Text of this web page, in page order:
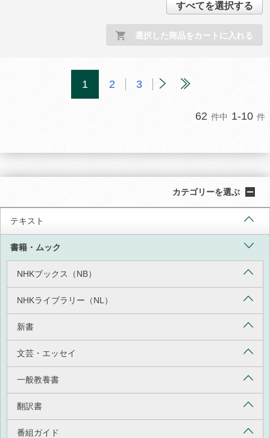
すべてを選択する
選択した商品をカートに入れる
1 2 3
62 件中 1-10 件
カテゴリーを選ぶ
テキスト
書籍・ムック
NHKブックス（NB）
NHKライブラリー（NL）
新書
文芸・エッセイ
一般教養書
翻訳書
番組ガイド